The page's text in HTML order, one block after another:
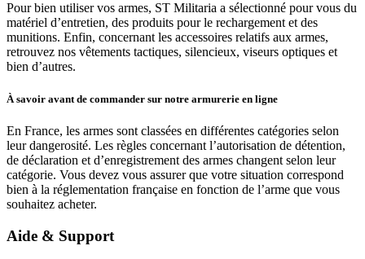
Pour bien utiliser vos armes, ST Militaria a sélectionné pour vous du
matériel d’entretien, des produits pour le rechargement et des
munitions. Enfin, concernant les accessoires relatifs aux armes,
retrouvez nos vêtements tactiques, silencieux, viseurs optiques et
bien d’autres.
À savoir avant de commander sur notre armurerie en ligne
En France, les armes sont classées en différentes catégories selon
leur dangerosité. Les règles concernant l’autorisation de détention,
de déclaration et d’enregistrement des armes changent selon leur
catégorie. Vous devez vous assurer que votre situation correspond
bien à la réglementation française en fonction de l’arme que vous
souhaitez acheter.
Aide & Support